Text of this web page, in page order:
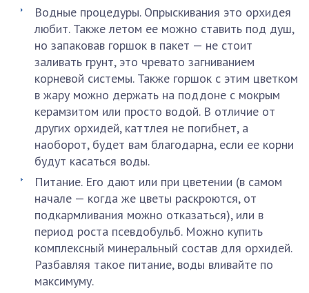
Водные процедуры. Опрыскивания это орхидея
любит. Также летом ее можно ставить под душ,
но запаковав горшок в пакет — не стоит
заливать грунт, это чревато загниванием
корневой системы. Также горшок с этим цветком
в жару можно держать на поддоне с мокрым
керамзитом или просто водой. В отличие от
других орхидей, каттлея не погибнет, а
наоборот, будет вам благодарна, если ее корни
будут касаться воды.
Питание. Его дают или при цветении (в самом
начале — когда же цветы раскроются, от
подкармливания можно отказаться), или в
период роста псевдобульб. Можно купить
комплексный минеральный состав для орхидей.
Разбавляя такое питание, воды вливайте по
максимуму.